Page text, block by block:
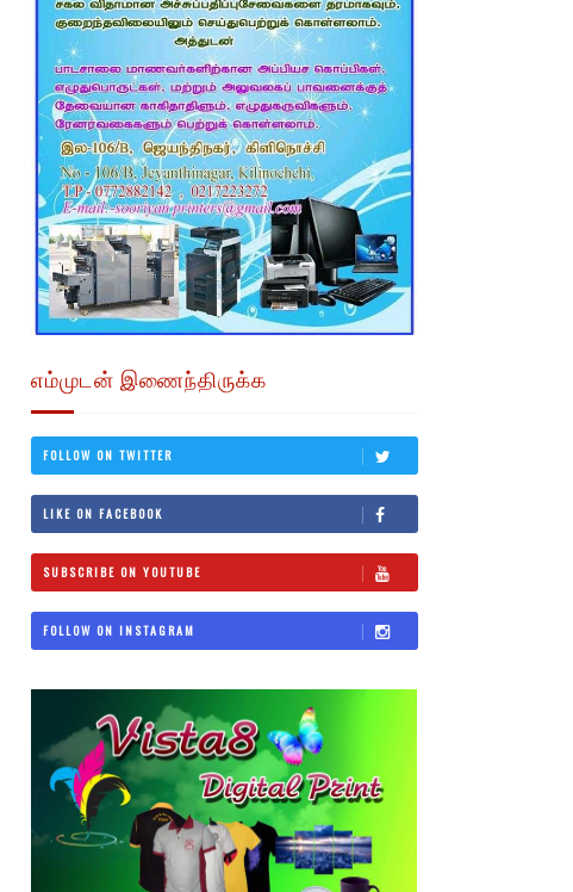
எம்முடன் இணைந்திருக்க
FOLLOW ON TWITTER
LIKE ON FACEBOOK
SUBSCRIBE ON YOUTUBE
FOLLOW ON INSTAGRAM